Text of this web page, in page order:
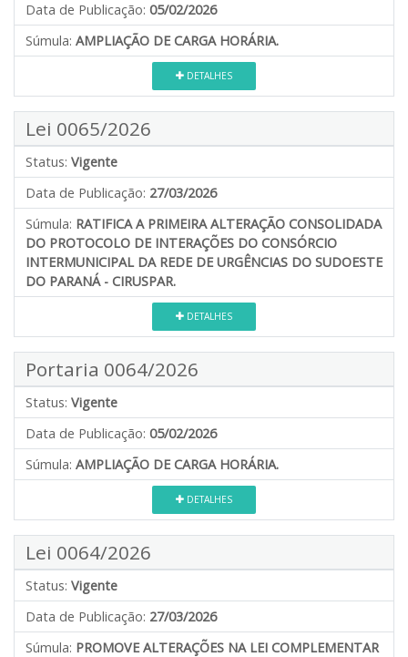
Data de Publicação: 05/02/2026
Súmula: AMPLIAÇÃO DE CARGA HORÁRIA.
DETALHES
Lei 0065/2026
Status: Vigente
Data de Publicação: 27/03/2026
Súmula: RATIFICA A PRIMEIRA ALTERAÇÃO CONSOLIDADA
DO PROTOCOLO DE INTERAÇÕES DO CONSÓRCIO
INTERMUNICIPAL DA REDE DE URGÊNCIAS DO SUDOESTE
DO PARANÁ - CIRUSPAR.
DETALHES
Portaria 0064/2026
Status: Vigente
Data de Publicação: 05/02/2026
Súmula: AMPLIAÇÃO DE CARGA HORÁRIA.
DETALHES
Lei 0064/2026
Status: Vigente
Data de Publicação: 27/03/2026
Súmula: PROMOVE ALTERAÇÕES NA LEI COMPLEMENTAR